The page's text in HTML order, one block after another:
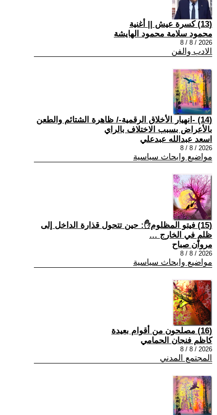
(13) كسرة عيش || أغنية
محمود سلامة محمود الهايشة
2026 / 8 / 8
الادب والفن
(14) -انهيار الأخلاق الرقمية-/ ظاهرة الشتائم والطعن
بالأعراض بسبب الاختلاف بالراي
اسعد عبدالله عبدعلي
2026 / 8 / 8
مواضيع وابحاث سياسية
(15) فيتو المظلوم✋: حين تتحول قذارة الداخل إلى
ظلمٍ في الخارج …
مروان صباح
2026 / 8 / 8
مواضيع وابحاث سياسية
(16) مصلحون من أقوام بعيدة
كاظم فنجان الحمامي
2026 / 8 / 8
المجتمع المدني